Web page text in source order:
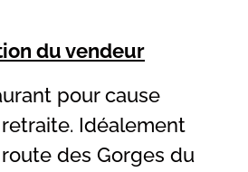
du vendeur
pour cause
Idéalement
des Gorges du